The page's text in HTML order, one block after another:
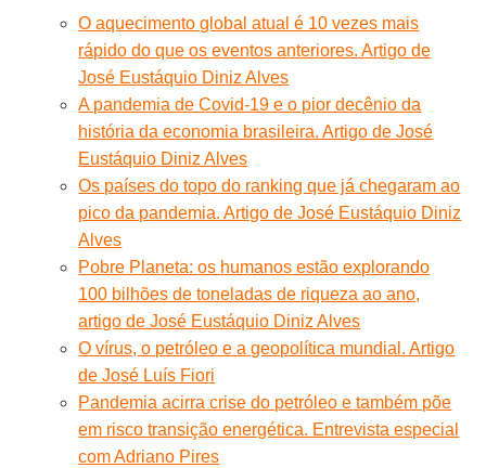
O aquecimento global atual é 10 vezes mais
rápido do que os eventos anteriores. Artigo de
José Eustáquio Diniz Alves
A pandemia de Covid-19 e o pior decênio da
história da economia brasileira. Artigo de José
Eustáquio Diniz Alves
Os países do topo do ranking que já chegaram ao
pico da pandemia. Artigo de José Eustáquio Diniz
Alves
Pobre Planeta: os humanos estão explorando
100 bilhões de toneladas de riqueza ao ano,
artigo de José Eustáquio Diniz Alves
O vírus, o petróleo e a geopolítica mundial. Artigo
de José Luís Fiori
Pandemia acirra crise do petróleo e também põe
em risco transição energética. Entrevista especial
com Adriano Pires